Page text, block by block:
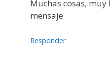
Muchas cosas, muy
mensaje
Responder